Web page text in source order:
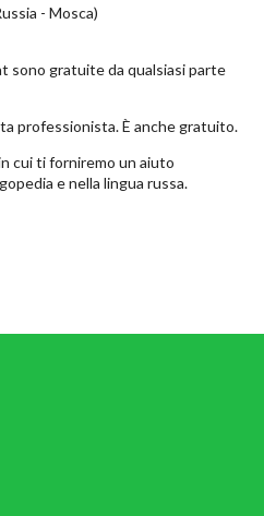
- Mosca)
sono gratuite da qualsiasi parte
professionista. È anche gratuito.
cui ti forniremo un aiuto
e nella lingua russa.